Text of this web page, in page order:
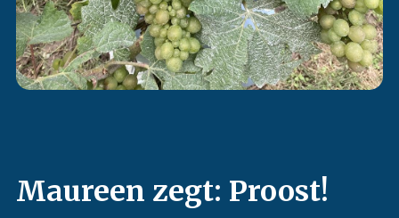
Maureen zegt: Proost!